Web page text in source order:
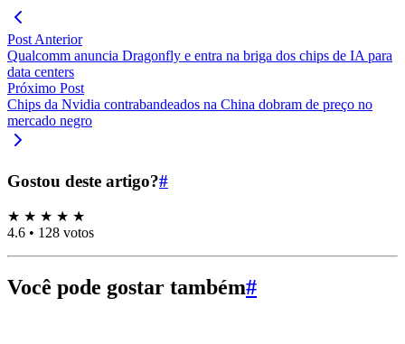
Post Anterior
Qualcomm anuncia Dragonfly e entra na briga dos chips de IA para
data centers
Próximo Post
Chips da Nvidia contrabandeados na China dobram de preço no
mercado negro
Gostou deste artigo?#
★ ★ ★ ★ ★
4.6 • 128 votos
Você pode gostar também#